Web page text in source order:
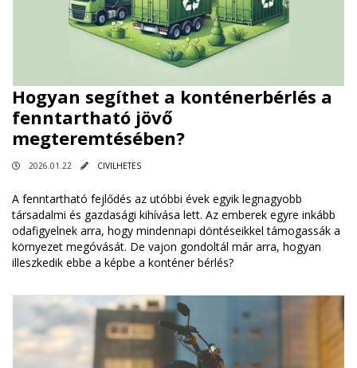
Hogyan segíthet a konténerbérlés a
fenntartható jövő
megteremtésében?
2026.01.22 CIVILHETES
A fenntartható fejlődés az utóbbi évek egyik legnagyobb
társadalmi és gazdasági kihívása lett. Az emberek egyre inkább
odafigyelnek arra, hogy mindennapi döntéseikkel támogassák a
környezet megóvását. De vajon gondoltál már arra, hogyan
illeszkedik ebbe a képbe a konténer bérlés?